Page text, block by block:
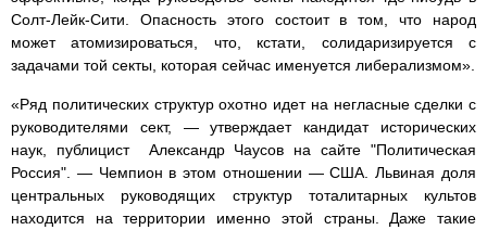
Солт-Лейк-Сити. Опасность этого состоит в том, что народ
может атомизироваться, что, кстати, солидаризируется с
задачами той секты, которая сейчас именуется либерализмом».
«Ряд политических структур охотно идет на негласные сделки с
руководителями сект, — утверждает кандидат исторических
наук, публицист Александр Чаусов на сайте "Политическая
Россия". — Чемпион в этом отношении — США. Львиная доля
центральных руководящих структур тоталитарных культов
находится на территории именно этой страны. Даже такие